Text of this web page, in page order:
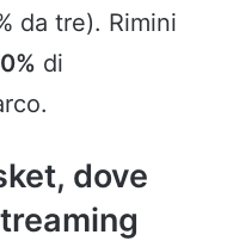
da tre). Rimini
di
dove